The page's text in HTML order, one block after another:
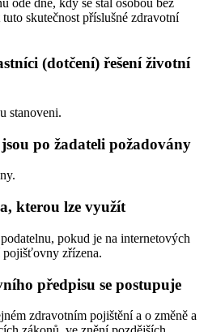
skutečnost příslušné zdravotní
(dotčení) řešení životní
stanoveni.
po žadateli požadovány
kterou lze využít
pokud je na internetových
pojišťovny zřízena.
předpisu se postupuje
zdravotním pojištění a o změně a